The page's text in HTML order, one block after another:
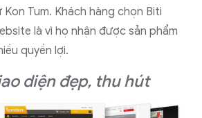
Tum. Khách hàng chọn Biti
là vì họ nhận được sản phẩm
quyền lợi.
diện đẹp, thu hút